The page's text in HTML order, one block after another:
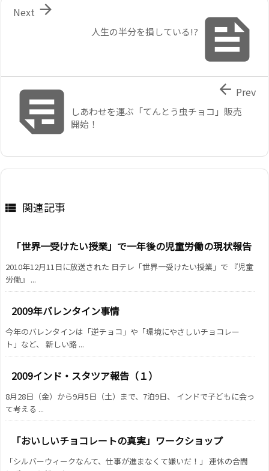

人生の半分を損している!?

Next
しあわせを運ぶ「てんとう虫チョコ」販売
開始！
 Prev
 関連記事
「世界一受けたい授業」で一年後の児童労働の現状報告
2010年12月11日に放送された 日テレ「世界一受けたい授業」で 『児童
労働』 ...
2009年バレンタイン事情
今年のバレンタインは「逆チョコ」や「環境にやさしいチョコレー
ト」など、 新しい路 ...
2009インド・スタツア報告（１）
8月28日（金）から9月5日（土）まで、7泊9日、 インドで子どもに会っ
て考える ...
「おいしいチョコレートの真実」ワークショップ
「シルバーウィークなんて、仕事が進まなくて嫌いだ！」 連休の合間